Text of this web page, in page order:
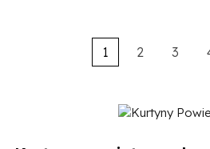
1 2 3